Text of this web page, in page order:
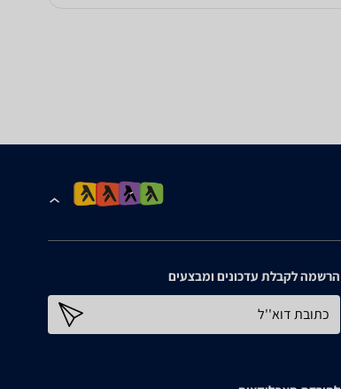
הרשמה לקבלת עדכונים ומבצעים
כתובת דוא''ל